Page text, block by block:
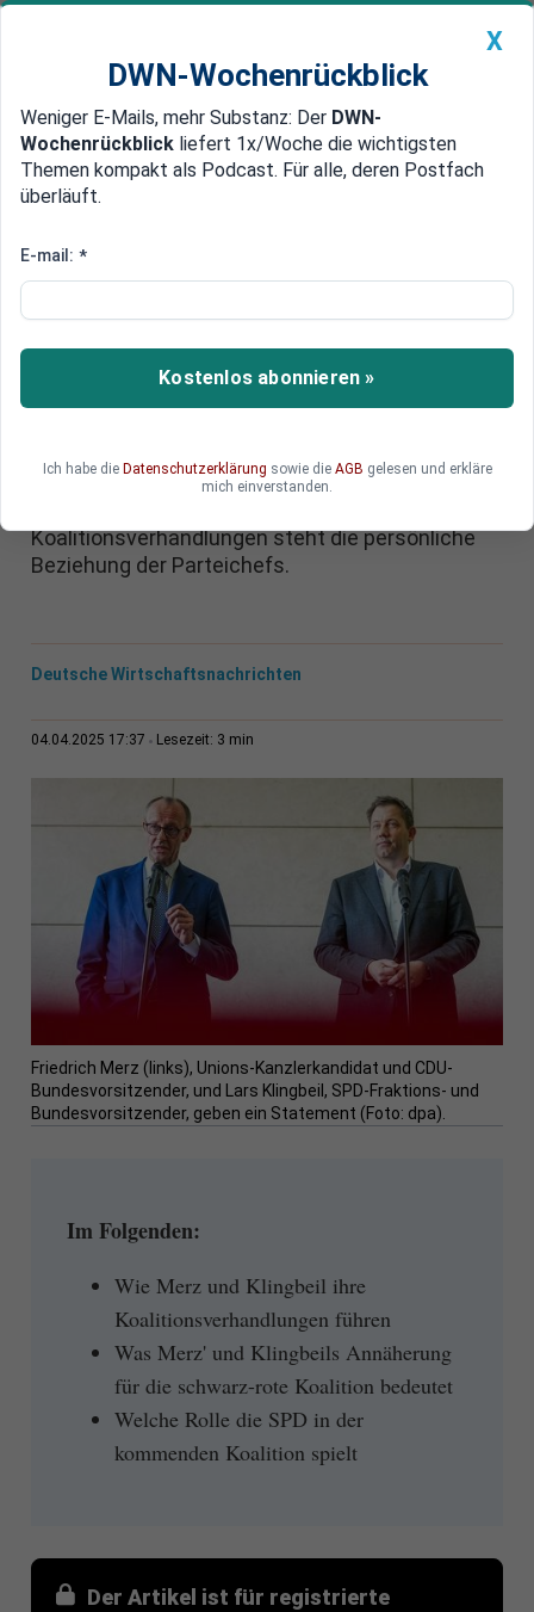
Newsticker MEIN DWN: Geldanlage Premium
Edelmetalle DWN-Magazin China
Vertrauliche Nähe bei
und Klingbeil im Zwang zur
Zusammenarbeit
Jetzt verhandeln Union und SPD über ihr fünftes
Koalitionsverhandlungen steht die persönliche
Beziehung der Parteichefs.
Deutsche Wirtschaftsnachrichten
04.04.2025 17:37 Lesezeit: 3 min
Friedrich Merz (links), Unions-Kanzlerkandidat und CDU-
Bundesvorsitzender, und Lars Klingbeil, SPD-Fraktions- und
Bundesvorsitzender, geben ein Statement (Foto: dpa).
Im Folgenden:
Wie Merz und Klingbeil ihre
Koalitionsverhandlungen führen
Was Merz' und Klingbeils Annäherung
für die schwarz-rote Koalition bedeutet
Welche Rolle die SPD in der
kommenden Koalition spielt
Der Artikel ist für registrierte
X
DWN-Wochenrückblick
Weniger E-Mails, mehr Substanz: Der DWN-
Wochenrückblick liefert 1x/Woche die wichtigsten
Themen kompakt als Podcast. Für alle, deren Postfach
überläuft.
E-mail: *
Kostenlos abonnieren »
Ich habe die Datenschutzerklärung sowie die AGB gelesen und erkläre
mich einverstanden.